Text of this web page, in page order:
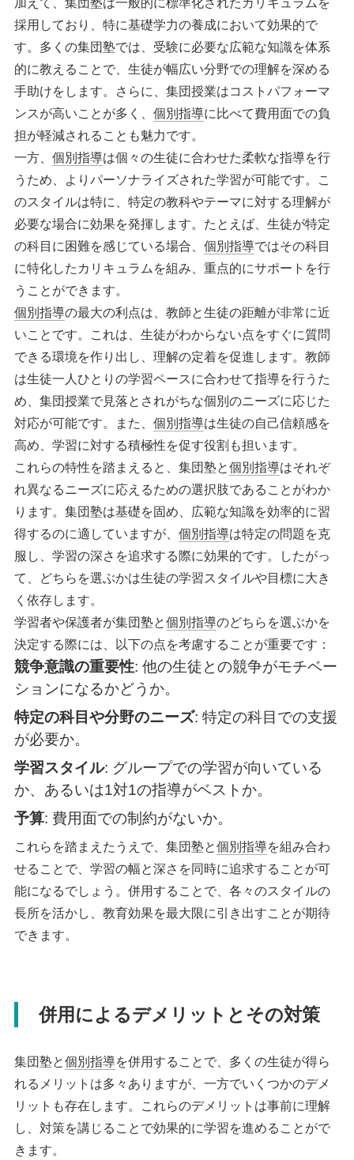
採用しており、特に基礎学力の養成において効果的で
す。多くの集団塾では、受験に必要な広範な知識を体系
的に教えることで、生徒が幅広い分野での理解を深める
手助けをします。さらに、集団授業はコストパフォーマ
ンスが高いことが多く、 個別指導に比べて費用面での負
担が軽減されることも魅力です。
一方、 個別指導は個々の生徒に合わせた柔軟な指導を行
うため、よりパーソナライズされた学習が可能です。こ
のスタイルは特に、特定の教科やテーマに対する理解が
必要な場合に効果を発揮します。たとえば、生徒が特定
の科目に困難を感じている場合、 個別指導ではその科目
に特化したカリキュラムを組み、重点的にサポートを行
うことができます。
個別指導の最大の利点は、教師と生徒の距離が非常に近
いことです。これは、生徒がわからない点をすぐに質問
できる環境を作り出し、理解の定着を促進します。教師
は生徒一人ひとりの学習ペースに合わせて指導を行うた
め、集団授業で見落とされがちな個別のニーズに応じた
対応が可能です。また、 個別指導は生徒の自己信頼感を
高め、学習に対する積極性を促す役割も担います。
これらの特性を踏まえると、集団塾と個別指導はそれぞ
れ異なるニーズに応えるための選択肢であることがわか
ります。集団塾は基礎を固め、広範な知識を効率的に習
得するのに適していますが、 個別指導は特定の問題を克
服し、学習の深さを追求する際に効果的です。したがっ
て、どちらを選ぶかは生徒の学習スタイルや目標に大き
く依存します。
学習者や保護者が集団塾と個別指導のどちらを選ぶかを
決定する際には、以下の点を考慮することが重要です：
競争意識の重要性: 他の生徒との競争がモチベー
ションになるかどうか。
特定の科目や分野のニーズ: 特定の科目での支援
が必要か。
学習スタイル: グループでの学習が向いている
か、あるいは1対1の指導がベストか。
予算: 費用面での制約がないか。
これらを踏まえたうえで、集団塾と個別指導を組み合わ
せることで、学習の幅と深さを同時に追求することが可
能になるでしょう。併用することで、各々のスタイルの
長所を活かし、教育効果を最大限に引き出すことが期待
できます。
併用によるデメリットとその対策
集団塾と個別指導を併用することで、多くの生徒が得ら
れるメリットは多々ありますが、一方でいくつかのデメ
リットも存在します。これらのデメリットは事前に理解
し、対策を講じることで効果的に学習を進めることがで
きます。